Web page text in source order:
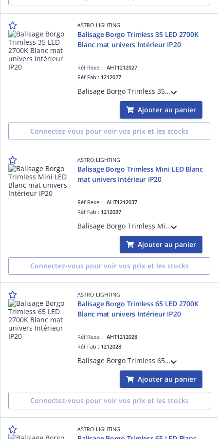
ASTRO LIGHTING
Balisage Borgo Trimless 35 LED 2700K
Blanc mat univers Intérieur IP20
Réf Rexel :AHT1212027
Réf Fab : 1212027
Balisage Borgo Trimless 35 LED 2700K Blanc mat référence 1212027 univers Intérieur source incluse 1 x 2W LED dimmable driver requis IP20 Classe III - Basse tension Zone 3
Ajouter au panier
Connectez-vous pour voir vos prix et les stocks
ASTRO LIGHTING
Balisage Borgo Trimless Mini LED Blanc
mat univers Intérieur IP20
Réf Rexel :AHT1212037
Réf Fab : 1212037
Balisage Borgo Trimless Mini LED Blanc mat référence 1212037 univers Intérieur source incluse 1 x 1W LED dimmable driver requis IP20 Classe III - Basse tension Zone 3
Ajouter au panier
Connectez-vous pour voir vos prix et les stocks
ASTRO LIGHTING
Balisage Borgo Trimless 65 LED 2700K
Blanc mat univers Intérieur IP20
Réf Rexel :AHT1212028
Réf Fab : 1212028
Balisage Borgo Trimless 65 LED 2700K Blanc mat référence 1212028 univers Intérieur source incluse 1 x 2W LED dimmable driver requis IP20 Classe III - Basse tension Zone 3
Ajouter au panier
Connectez-vous pour voir vos prix et les stocks
ASTRO LIGHTING